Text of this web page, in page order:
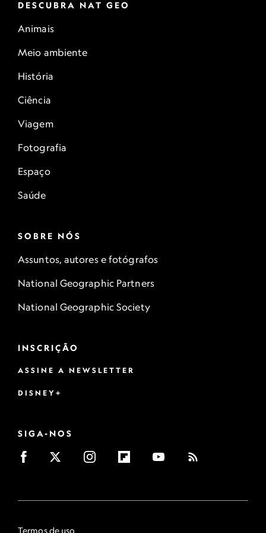
DESCUBRA NAT GEO
Animais
Meio ambiente
História
Ciência
Viagem
Fotografia
Espaço
Saúde
SOBRE NÓS
Assuntos, autores e fotógrafos
National Geographic Partners
National Geographic Society
INSCRIÇÃO
ASSINE A NEWSLETTER
DISNEY+
SIGA-NOS
Termos de uso